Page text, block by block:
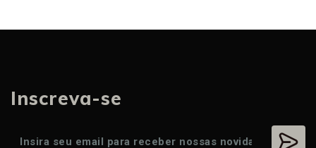
Inscreva-se